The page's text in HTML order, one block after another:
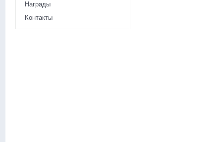
Награды
Контакты